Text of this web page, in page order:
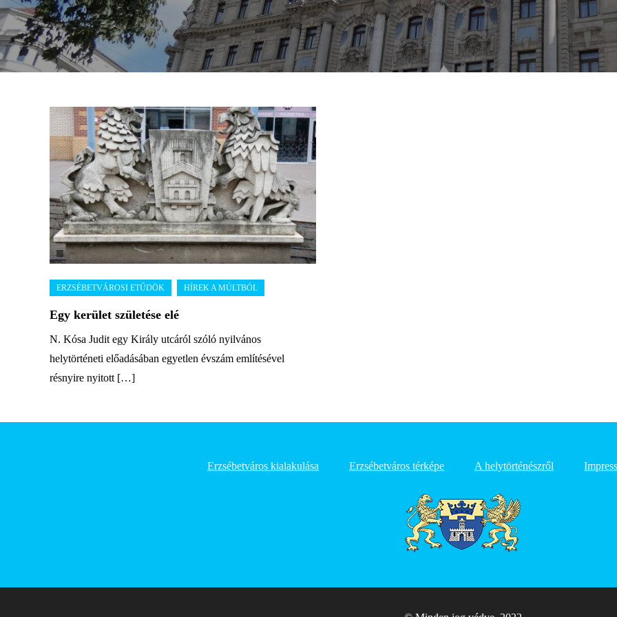
Egy kerület születése elé
N. Kósa Judit egy Király utcáról szóló nyilvános
helytörténeti előadásában egyetlen évszám említésével
résnyire nyitott […]
Erzsébetváros kialakulása Erzsébetváros térképe A helytörténészről